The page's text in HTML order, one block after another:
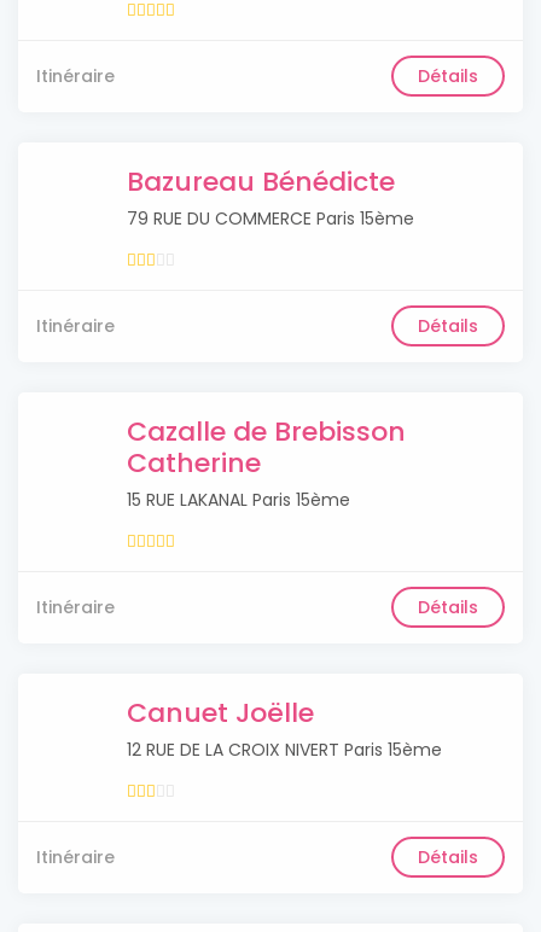
Itinéraire Détails
Bazureau Bénédicte
79 RUE DU COMMERCE Paris 15ème
Itinéraire Détails
Cazalle de Brebisson
Catherine
15 RUE LAKANAL Paris 15ème
Itinéraire Détails
Canuet Joëlle
12 RUE DE LA CROIX NIVERT Paris 15ème
Itinéraire Détails